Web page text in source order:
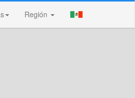
Región